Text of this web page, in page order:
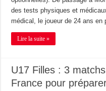
des tests physiques et
médical, le joueur de 24 ans en
Lire la suite »
U17 Filles : 3
France pour